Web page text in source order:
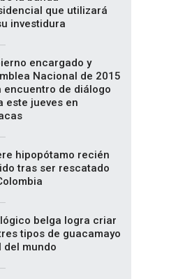
que utilizará
investidura
encargado y
Nacional de 2015
encuentro de diálogo
este jueves en
hipopótamo recién
tras ser rescatado
belga logra criar
tipos de guacamayo
del mundo